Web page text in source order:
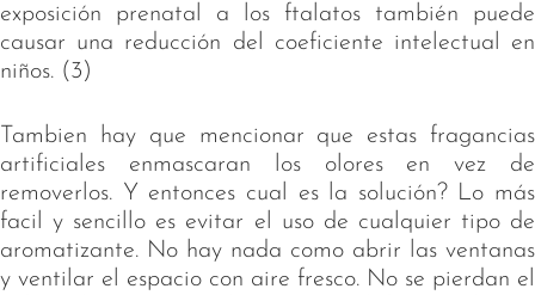
exposición prenatal a los ftalatos también puede
causar una reducción del coeficiente intelectual en
niños. (3)
Tambien hay que mencionar que estas fragancias
artificiales enmascaran los olores en vez de
removerlos. Y entonces cual es la solución? Lo más
facil y sencillo es evitar el uso de cualquier tipo de
aromatizante. No hay nada como abrir las ventanas
y ventilar el espacio con aire fresco. No se pierdan el